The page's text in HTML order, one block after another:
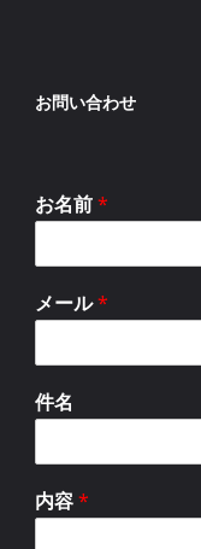
お問い合わせ
お名前*
メール*
件名
内容*